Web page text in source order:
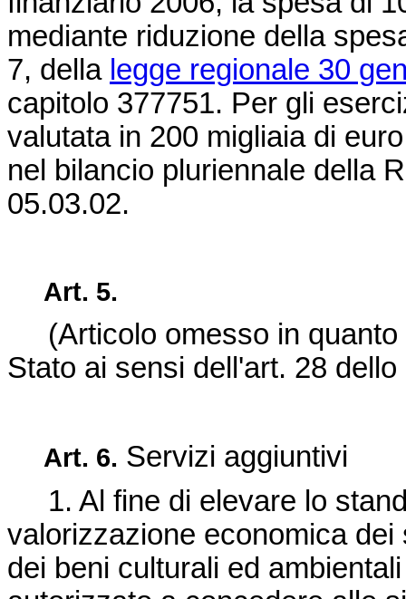
mediante riduzione della
7, della legge regionale 30
capitolo 377751. Per gli
valutata in 200 migliaia di
nel bilancio pluriennale della
05.03.02.
Art. 5.
(Articolo omesso in quanto
Stato ai sensi dell'art. 28 dello
Art. 6. Servizi aggiuntivi
1. Al fine di elevare lo
valorizzazione economica
dei beni culturali ed